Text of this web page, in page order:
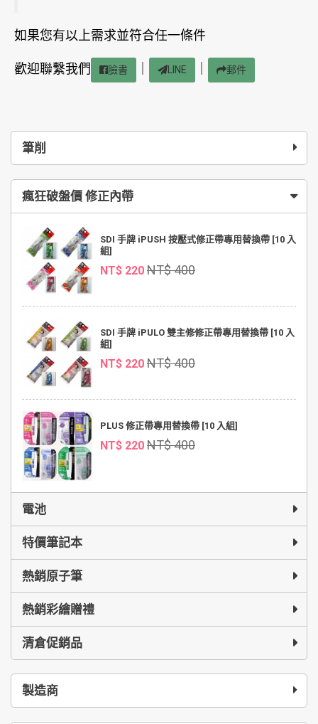
筆削
瘋狂破盤價 修正內帶
SDI 手牌 iPUSH 按壓式修正帶專用替換帶 [10 入
組]
NT$ 220 NT$ 400
SDI 手牌 iPULO 雙主修修正帶專用替換帶 [10 入
組]
NT$ 220 NT$ 400
PLUS 修正帶專用替換帶 [10 入組]
NT$ 220 NT$ 400
電池
特價筆記本
熱銷原子筆
熱銷彩繪贈禮
清倉促銷品
製造商
如果您有以上需求並符合任一條件
歡迎聯繫我們 臉書 LINE 郵件